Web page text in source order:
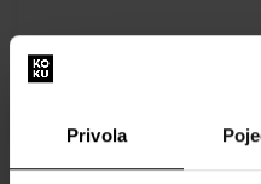
Privola
28,00 €